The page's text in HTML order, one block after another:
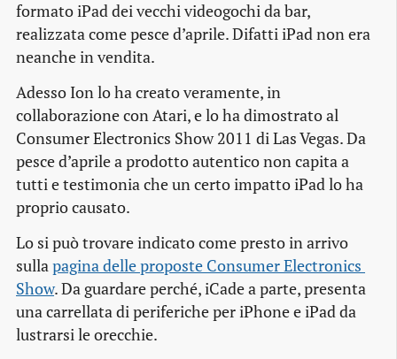
formato iPad dei vecchi videogochi da bar,
realizzata come pesce d’aprile. Difatti iPad non era
neanche in vendita.
Adesso Ion lo ha creato veramente, in
collaborazione con Atari, e lo ha dimostrato al
Consumer Electronics Show 2011 di Las Vegas. Da
pesce d’aprile a prodotto autentico non capita a
tutti e testimonia che un certo impatto iPad lo ha
proprio causato.
Lo si può trovare indicato comepresto in arrivo
sullapagina delle proposte Consumer Electronics
Show. Da guardare perché, iCade a parte, presenta
una carrellata di periferiche per iPhone e iPad da
lustrarsi le orecchie.